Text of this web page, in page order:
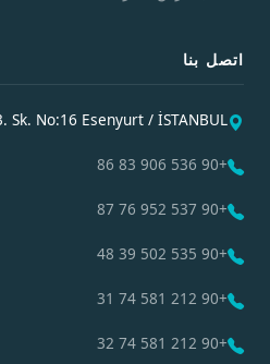
اتصل بنا
Sk. No:16 Esenyurt / İSTANBUL
+90 536 906 83 86
+90 537 952 76 87
+90 535 502 39 48
+90 212 581 74 31
+90 212 581 74 32